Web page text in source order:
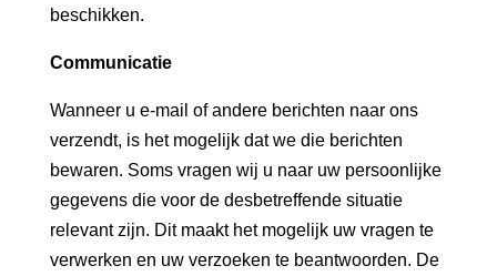
beschikken.
Communicatie
Wanneer u e-mail of andere berichten naar ons
verzendt, is het mogelijk dat we die berichten
bewaren. Soms vragen wij u naar uw persoonlijke
gegevens die voor de desbetreffende situatie
relevant zijn. Dit maakt het mogelijk uw vragen te
verwerken en uw verzoeken te beantwoorden. De